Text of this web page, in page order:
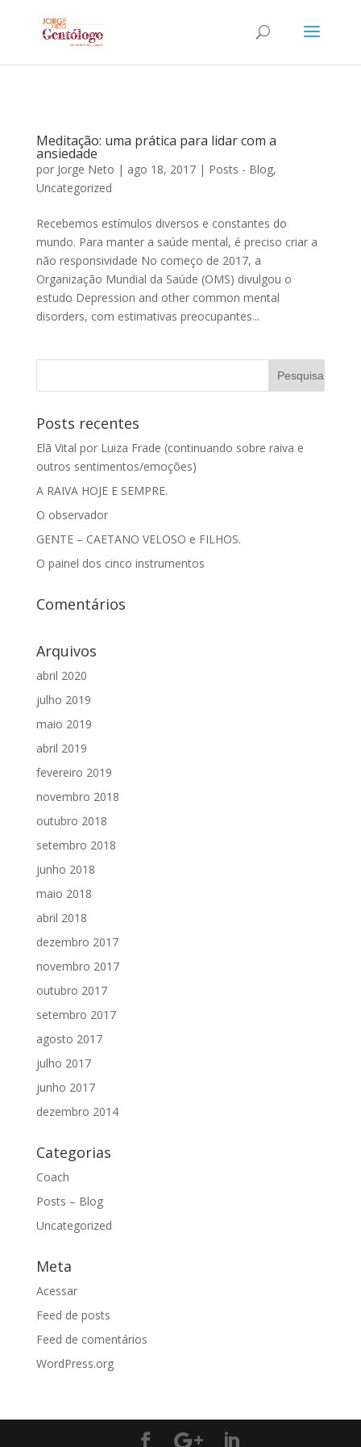
Meditação: uma prática para lidar com a
ansiedade
por Jorge Neto | ago 18, 2017| Posts - Blog,
Uncategorized
Recebemos estímulos diversos e constantes do
mundo. Para manter a saúde mental, é preciso criar a
não responsividade No começo de 2017, a
Organização Mundial da Saúde (OMS) divulgou o
estudo Depression and other common mental
disorders, com estimativas preocupantes...
Posts recentes
Elã Vital por Luiza Frade (continuando sobre raiva e
outros sentimentos/emoções)
A RAIVA HOJE E SEMPRE.
O observador
GENTE – CAETANO VELOSO e FILHOS.
O painel dos cinco instrumentos
Comentários
Arquivos
abril 2020
julho 2019
maio 2019
abril 2019
fevereiro 2019
novembro 2018
outubro 2018
setembro 2018
junho 2018
maio 2018
abril 2018
dezembro 2017
novembro 2017
outubro 2017
setembro 2017
agosto 2017
julho 2017
junho 2017
dezembro 2014
Categorias
Coach
Posts – Blog
Uncategorized
Meta
Acessar
Feed de posts
Feed de comentários
WordPress.org